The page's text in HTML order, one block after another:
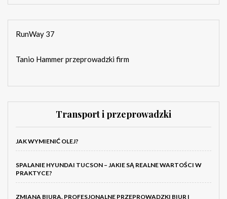
RunWay 37
Tanio Hammer przeprowadzki firm
Transport i przeprowadzki
JAK WYMIENIĆ OLEJ?
SPALANIE HYUNDAI TUCSON – JAKIE SĄ REALNE WARTOŚCI W
PRAKTYCE?
ZMIANA BIURA. PROFESJONALNE PRZEPROWADZKI BIUR I